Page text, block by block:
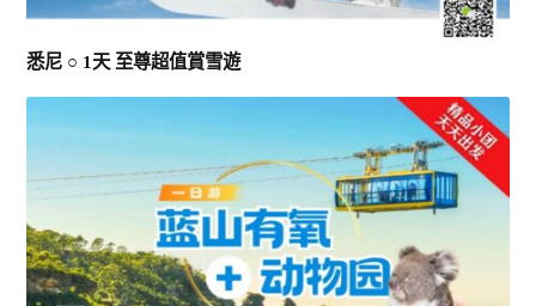
悉尼 ○ 1天 至尊超值賞雪遊